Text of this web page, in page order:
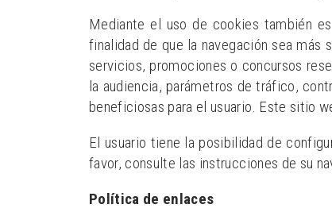
Mediante el uso de cookies también
finalidad de que la navegación sea más
servicios, promociones o concursos
la audiencia, parámetros de tráfico,
beneficiosas para el usuario. Este sitio
El usuario tiene la posibilidad de
favor, consulte las instrucciones de su
Política de enlaces